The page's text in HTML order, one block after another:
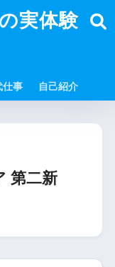
実体験
仕事 自己紹介
第二新